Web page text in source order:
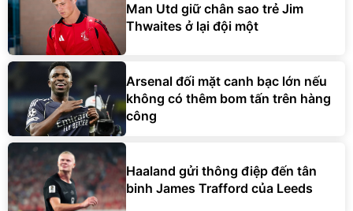
Man Utd giữ chân sao trẻ Jim
Thwaites ở lại đội một
Arsenal đối mặt canh bạc lớn nếu
không có thêm bom tấn trên hàng
công
Haaland gửi thông điệp đến tân
binh James Trafford của Leeds